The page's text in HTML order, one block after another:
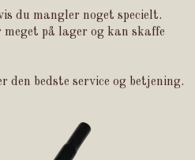
du mangler noget specielt.
på lager og kan skaffe
den bedste service og betjening.